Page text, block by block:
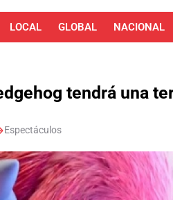
LOCAL GLOBAL NACIONAL
tendrá una
Espectáculos